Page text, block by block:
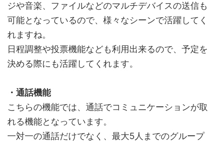
ジや音楽、ファイルなどのマルチデバイスの送信も
可能となっているので、様々なシーンで活躍してく
れますね。
日程調整や投票機能なども利用出来るので、予定を
決める際にも活躍してくれます。
・通話機能
こちらの機能では、通話でコミュニケーションが取
れる機能となっています。
一対一の通話だけでなく、最大5人までのグループ